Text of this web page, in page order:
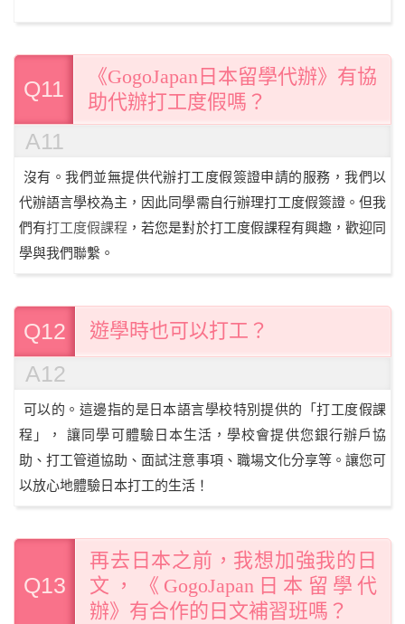
Q11
《GogoJapan日本留學代辦》有協
助代辦打工度假嗎？
A11
沒有。我們並無提供代辦打工度假簽證申請的服務，我們以
代辦語言學校為主，因此同學需自行辦理打工度假簽證。但我
們有打工度假課程 ，若您是對於打工度假課程有興趣，歡迎同
學與我們聯繫。
Q12 遊學時也可以打工？
A12
可以的。這邊指的是日本語言學校特別提供的「打工度假課
程」， 讓同學可體驗日本生活，學校會提供您銀行辦戶協
助、打工管道協助、面試注意事項、職場文化分享等。讓您可
以放心地體驗日本打工的生活！
Q13
再去日本之前，我想加強我的日
文，《GogoJapan日本留學代
辦》有合作的日文補習班嗎？